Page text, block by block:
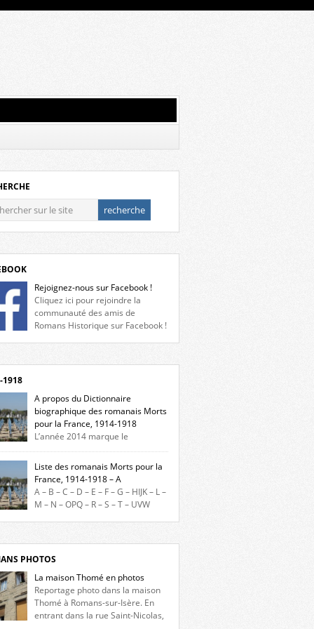
Rejoignez-nous sur Facebook !
Cliquez ici pour rejoindre la
communauté des amis de
Romans Historique sur Facebook !
1918
A propos du Dictionnaire
biographique des romanais Morts
pour la France, 1914-1918
L’année 2014 marque le
du début de la Première Guerre
et ce dictionnaire biographique veut
hommage aux romanais Morts pour la
durant ce conflit. La base de cette
historique est constituée des noms
sur les plaques commémoratives de
de Ville, du lycée du Dauphiné et du lycée
Liste des romanais Morts pour la
France, 1914-1918 – A
A – B – C – D – E – F – G – HIJK – L –
M – N – OPQ – R – S – T – UVW
lettre. Liste des romanais […]
PHOTOS
La maison Thomé en photos
Reportage photo dans la maison
Thomé à Romans-sur-Isère. En
entrant dans la rue Saint-Nicolas,